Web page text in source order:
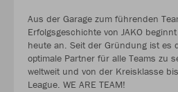
Aus der Garage zum führenden
Erfolgsgeschichte von JAKO
heute an. Seit der Gründung ist es
optimale Partner für alle Teams zu
weltweit und von der Kreisklasse
League. WE ARE TEAM!